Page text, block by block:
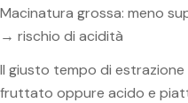
Macinatura grossa: meno
→ rischio di acidità
Il giusto tempo di
fruttato oppure acido e